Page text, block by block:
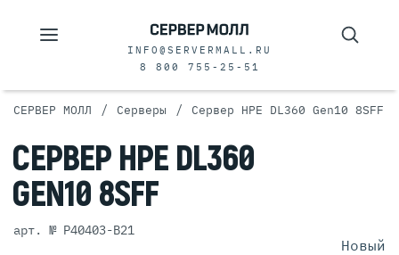
INFO@SERVERMALL.RU
8 800 755-25-51
СЕРВЕР МОЛЛ / Серверы / Сервер HPE DL360 Gen10 8SFF
СЕРВЕР HPE DL360
GEN10 8SFF
арт. № P40403-B21
Новый